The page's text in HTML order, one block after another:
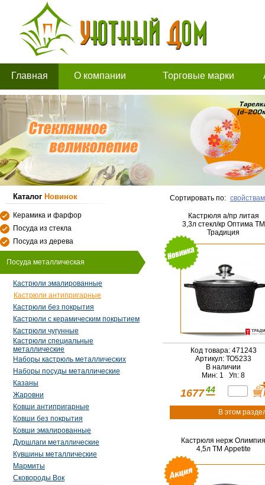
Главная О компании Торговые марки
Каталог Новинок
Керамика и фарфор
Посуда из стекла
Посуда из дерева
Посуда металлическая
Кастрюли эмалированные
Кастрюли антипригарные
Кастрюли без покрытия
Кастрюли с керамическим покрытием
Кастрюли чугунные
Кастрюли специальные
металлические
Наборы кастрюль металлических
Наборы посуды металлические
Казаны
Жаровни
Ковши антипригарные
Ковши без покрытия
Ковши эмалированные
Дуршлаги металлические
Кувшины металлические
Мармиты
Сковороды Вок
Сортировать по: свойствам
Кастрюля а/пр литая
3,3л стекл/кр Оптима ТМ
Традиция
Код товара: 471243
Артикул: ТО5233
В наличии
Мин: 1 Уп: 8
1677 44
В этом
Кастрюля нерж Олимпия
4,5л ТМ Appetite